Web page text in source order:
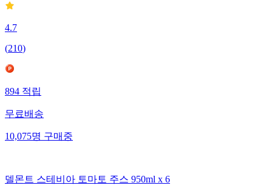
4.7
(210)
894 적립
무료배송
10,075명 구매중
델몬트 스테비아 토마토 주스 950ml x 6